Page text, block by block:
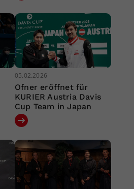
05.02.2026
Ofner eröffnet für
KURIER Austria Davis
Cup Team in Japan